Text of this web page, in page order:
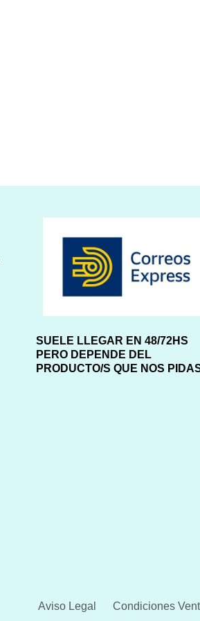
SUELE LLEGAR EN 48/72HS
PERO DEPENDE DEL
PRODUCTO/S QUE NOS
Aviso Legal Condiciones